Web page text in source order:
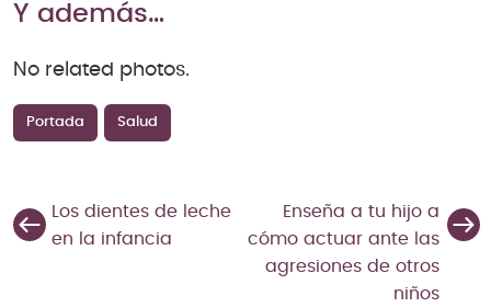
Y además…
No related photos.
Portada Salud
Los dientes de leche
en la infancia
Enseña a tu hijo a
cómo actuar ante las
agresiones de otros
niños